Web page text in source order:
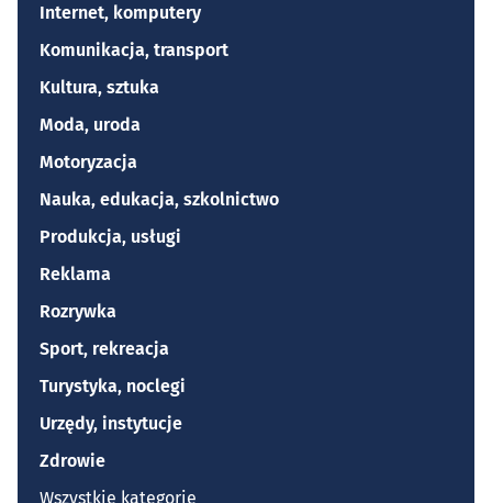
Internet, komputery
Komunikacja, transport
Kultura, sztuka
Moda, uroda
Motoryzacja
Nauka, edukacja, szkolnictwo
Produkcja, usługi
Reklama
Rozrywka
Sport, rekreacja
Turystyka, noclegi
Urzędy, instytucje
Zdrowie
Wszystkie kategorie